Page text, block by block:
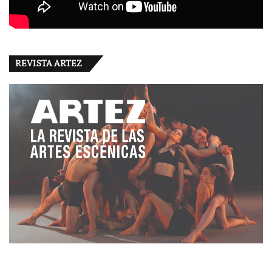
REVISTA ARTEZ